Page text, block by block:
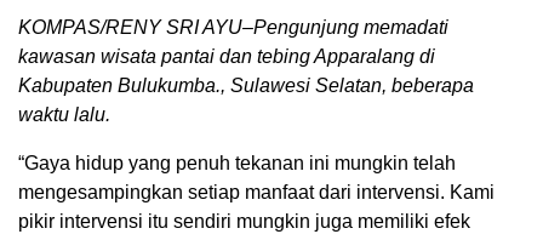
KOMPAS/RENY SRI AYU–Pengunjung memadati
kawasan wisata pantai dan tebing Apparalang di
Kabupaten Bulukumba., Sulawesi Selatan, beberapa
waktu lalu.
“Gaya hidup yang penuh tekanan ini mungkin telah
mengesampingkan setiap manfaat dari intervensi. Kami
pikir intervensi itu sendiri mungkin juga memiliki efek